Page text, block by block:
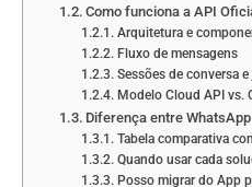
Como funciona a API
Arquitetura e
Fluxo de mensagens
Sessões de conversa
Modelo Cloud API vs.
Diferença entre
Tabela comparativa
Quando usar cada
Posso migrar do App